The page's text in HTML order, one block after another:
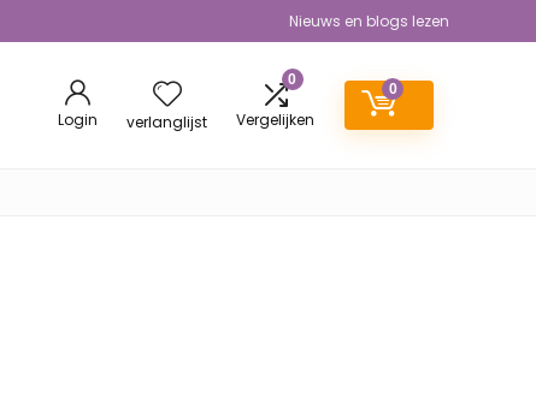
Nieuws en blogs lezen
Login verlanglijst
0
Vergelijken
0